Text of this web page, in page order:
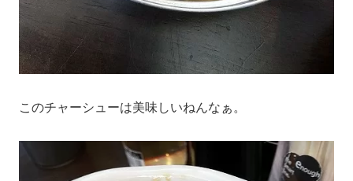
このチャーシューは美味しいねんなぁ。